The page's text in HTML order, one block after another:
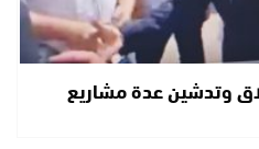
وتدشين عدة مشاريع